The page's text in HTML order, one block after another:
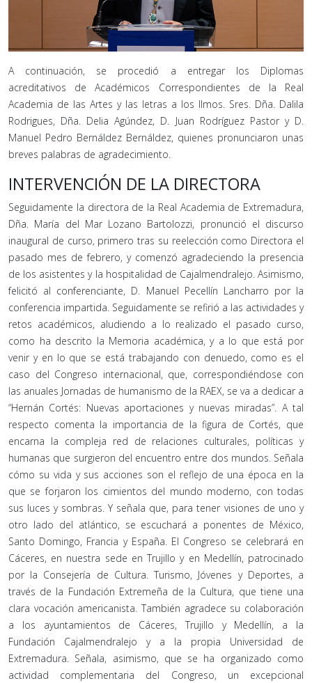
A continuación, se procedió a entregar los Diplomas
acreditativos de Académicos Correspondientes de la Real
Academia de las Artes y las letras a los Ilmos. Sres. Dña. Dalila
Rodrigues, Dña. Delia Agúndez, D. Juan Rodríguez Pastor y D.
Manuel Pedro Bernáldez Bernáldez, quienes pronunciaron unas
breves palabras de agradecimiento.
INTERVENCIÓN DE LA DIRECTORA
Seguidamente la directora de la Real Academia de Extremadura,
Dña. María del Mar Lozano Bartolozzi, pronunció el discurso
inaugural de curso, primero tras su reelección como Directora el
pasado mes de febrero, y comenzó agradeciendo la presencia
de los asistentes y la hospitalidad de Cajalmendralejo. Asimismo,
felicitó al conferenciante, D. Manuel Pecellín Lancharro por la
conferencia impartida. Seguidamente se refirió a las actividades y
retos académicos, aludiendo a lo realizado el pasado curso,
como ha descrito la Memoria académica, y a lo que está por
venir y en lo que se está trabajando con denuedo, como es el
caso del Congreso internacional, que, correspondiéndose con
las anuales Jornadas de humanismo de la RAEX, se va a dedicar a
“Hernán Cortés: Nuevas aportaciones y nuevas miradas”. A tal
respecto comenta la importancia de la figura de Cortés, que
encarna la compleja red de relaciones culturales, políticas y
humanas que surgieron del encuentro entre dos mundos. Señala
cómo su vida y sus acciones son el reflejo de una época en la
que se forjaron los cimientos del mundo moderno, con todas
sus luces y sombras. Y señala que, para tener visiones de uno y
otro lado del atlántico, se escuchará a ponentes de México,
Santo Domingo, Francia y España. El Congreso se celebrará en
Cáceres, en nuestra sede en Trujillo y en Medellín, patrocinado
por la Consejería de Cultura. Turismo, Jóvenes y Deportes, a
través de la Fundación Extremeña de la Cultura, que tiene una
clara vocación americanista. También agradece su colaboración
a los ayuntamientos de Cáceres, Trujillo y Medellín, a la
Fundación Cajalmendralejo y a la propia Universidad de
Extremadura. Señala, asimismo, que se ha organizado como
actividad complementaria del Congreso, un excepcional